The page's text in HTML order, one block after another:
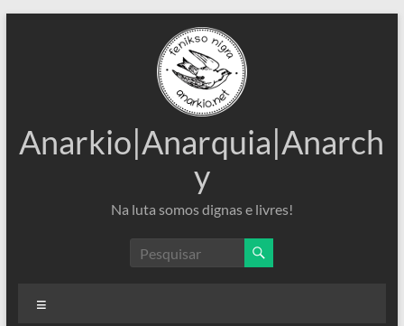
Anarkio|Anarquia|Anarch
y
Na luta somos dignas e livres!